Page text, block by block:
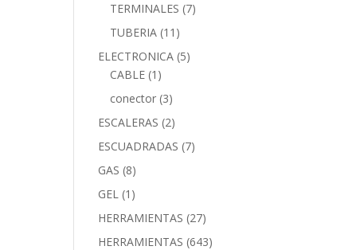
TERMINALES (7)
TUBERIA (11)
ELECTRONICA (5)
CABLE (1)
conector (3)
ESCALERAS (2)
ESCUADRADAS (7)
GAS (8)
GEL (1)
HERRAMIENTAS (27)
HERRAMIENTAS (643)